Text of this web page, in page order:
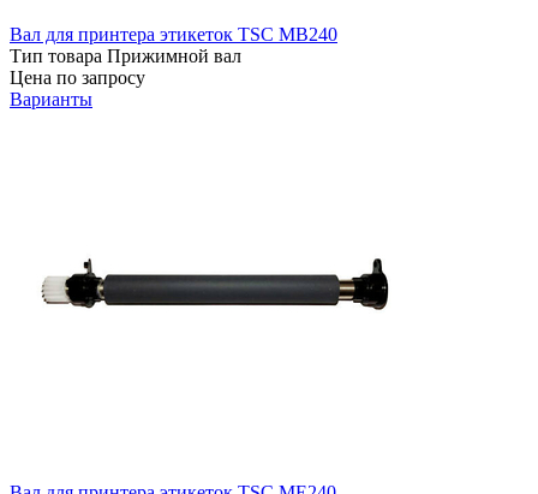
Вал для принтера этикеток TSC MB240
Тип товара Прижимной вал
Цена по запросу
Варианты